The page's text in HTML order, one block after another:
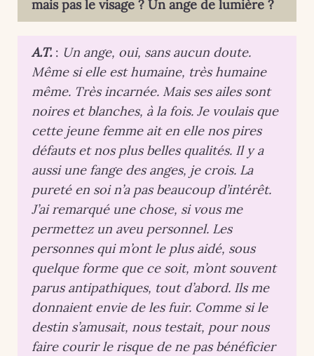
mais pas le visage ? Un ange de lumière ?
A.T.: Un ange, oui, sans aucun doute.
Même si elle est humaine, très humaine
même. Très incarnée. Mais ses ailes sont
noires et blanches, à la fois. Je voulais que
cette jeune femme ait en elle nos pires
défauts et nos plus belles qualités. Il y a
aussi une fange des anges, je crois. La
pureté en soi n’a pas beaucoup d’intérêt.
J’ai remarqué une chose, si vous me
permettez un aveu personnel. Les
personnes qui m’ont le plus aidé, sous
quelque forme que ce soit, m’ont souvent
parus antipathiques, tout d’abord. Ils me
donnaient envie de les fuir. Comme si le
destin s’amusait, nous testait, pour nous
faire courir le risque de ne pas bénéficier